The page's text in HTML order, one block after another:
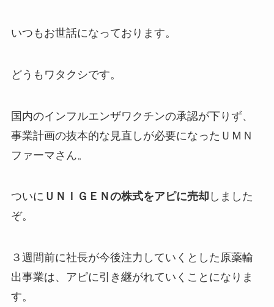
いつもお世話になっております。
どうもワタクシです。
国内のインフルエンザワクチンの承認が下りず、
事業計画の抜本的な見直しが必要になったＵＭＮ
ファーマさん。
ついに ＵＮＩＧＥＮの株式をアピに売却 しました
ぞ。
３週間前に社長が今後注力していくとした原薬輸
出事業は、アピに引き継がれていくことになりま
す。